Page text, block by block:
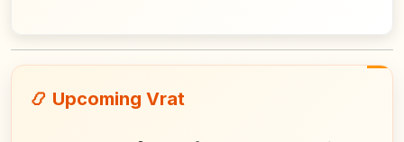
📿 Upcoming Vrat